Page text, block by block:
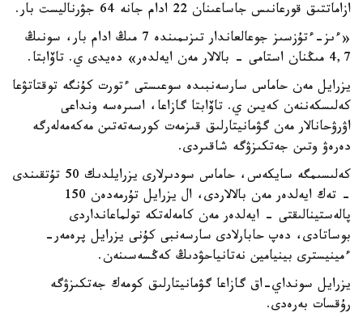
ازاماتتىق قورعانىس جاساعىنان 22 ادام جانە 64 جۋرناليست بار.
«ءىز-ءتۇزسىز جوعالعاندار تىزىمىندە 7 مىڭ ادام بار، سونىڭ
4,7 مىڭنان استامى - بالالار مەن ايەلدەر» دەيدى ي. تاۆابتا.
يزرايل مەن حاماس سارسەنبىدە سوعىستى ءتورت كۇنگە توقتاتۋعا
كەلىسكەننەن كەيىن ي. تاۆابتا گازاعا، اسىرەسە ونداعى
اۋرۋحانالار مەن گۋمانيتارلىق قىزمەت كورسەتەتىن مەكەمەلەرگە
دەرەۋ وتىن جەتكىزۋگە شاقىردى.
كەلىسىمگە سايكەس، حاماس سودىرلارى يزرايلدىك 50 تۇتقىندى
- تەك ايەلدەر مەن بالالاردى، ال يزرايل تۇرمەدەن 150
پالەستينالىقتى - ايەلدەر مەن كامەلەتكە تولماعانداردى
بوساتادى، دەپ حابارلادى سارسەنبى كۇنى يزرايل پرەمەر-
ءمينيسترى بينيامين نەتانياحۋدىڭ كەڭسەسىنەن.
يزرايل سونداي-اق گازاعا گۋمانيتارلىق كومەك جەتكىزۋگە
رۇقسات بەرەدى.